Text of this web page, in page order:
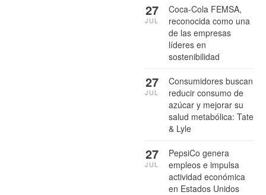
Coca-Cola FEMSA,
reconocida como una
de las empresas
líderes en
sostenibilidad
27
JUL
Consumidores buscan
reducir consumo de
azúcar y mejorar su
salud metabólica: Tate
& Lyle
27
JUL
PepsiCo genera
empleos e impulsa
actividad económica
en Estados Unidos
27
JUL